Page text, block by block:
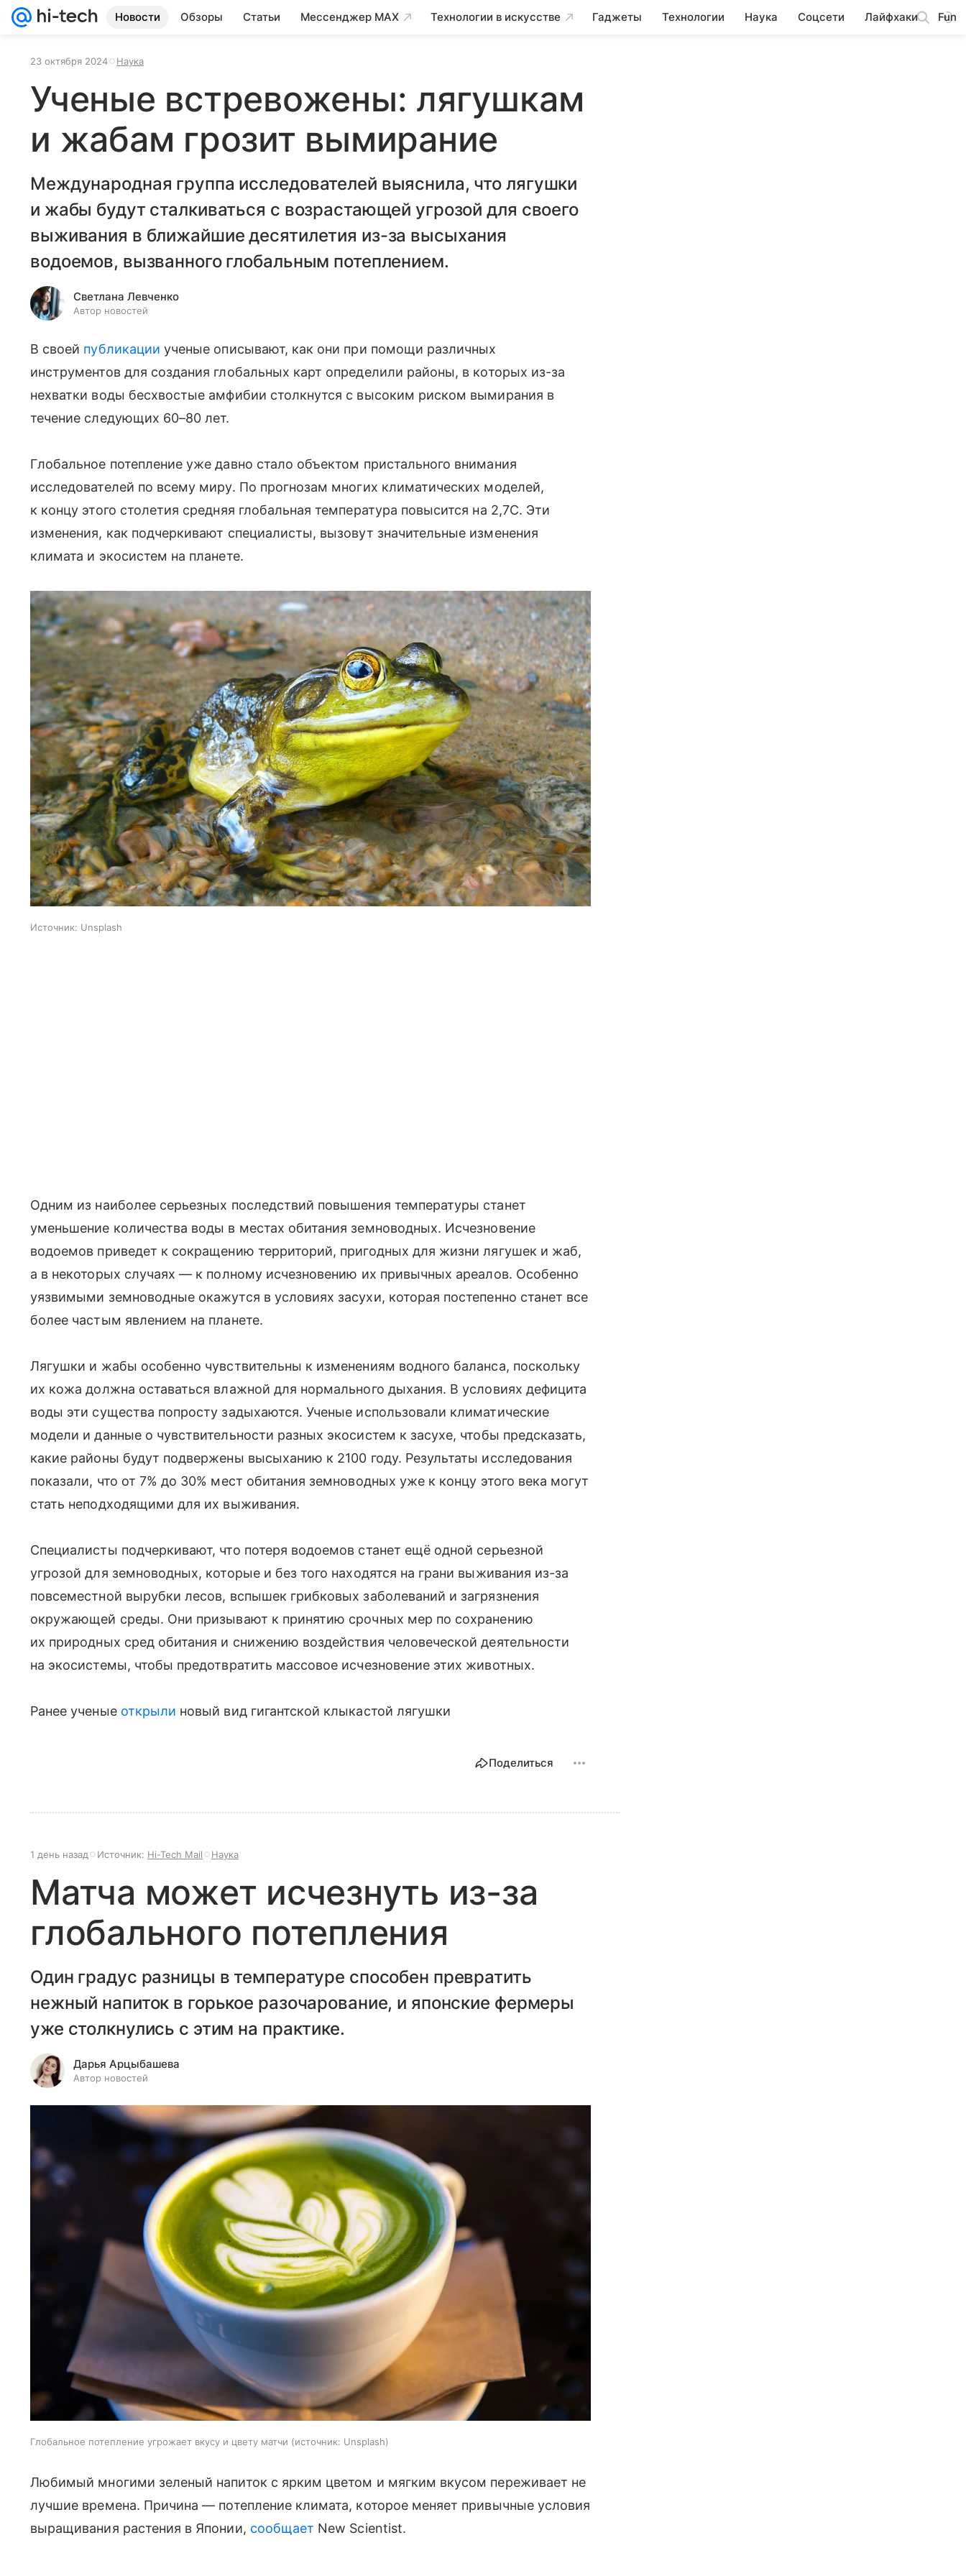
Новости Обзоры Статьи Мессенджер MAX Технологии в искусстве Гаджеты Технологии Наука Соцсети Лайфхаки Fun
23 октября 2024 Наука
Ученые встревожены: лягушкам
и жабам грозит вымирание
Международная группа исследователей выяснила, что лягушки
и жабы будут сталкиваться с возрастающей угрозой для своего
выживания в ближайшие десятилетия из-за высыхания
водоемов, вызванного глобальным потеплением.
Светлана Левченко
Автор новостей
В своей публикации ученые описывают, как они при помощи различных
инструментов для создания глобальных карт определили районы, в которых из-за
нехватки воды бесхвостые амфибии столкнутся с высоким риском вымирания в
течение следующих 60–80 лет.
Глобальное потепление уже давно стало объектом пристального внимания
исследователей по всему миру. По прогнозам многих климатических моделей,
к концу этого столетия средняя глобальная температура повысится на 2,7C. Эти
изменения, как подчеркивают специалисты, вызовут значительные изменения
климата и экосистем на планете.
Источник: Unsplash
Одним из наиболее серьезных последствий повышения температуры станет
уменьшение количества воды в местах обитания земноводных. Исчезновение
водоемов приведет к сокращению территорий, пригодных для жизни лягушек и жаб,
а в некоторых случаях — к полному исчезновению их привычных ареалов. Особенно
уязвимыми земноводные окажутся в условиях засухи, которая постепенно станет все
более частым явлением на планете.
Лягушки и жабы особенно чувствительны к изменениям водного баланса, поскольку
их кожа должна оставаться влажной для нормального дыхания. В условиях дефицита
воды эти существа попросту задыхаются. Ученые использовали климатические
модели и данные о чувствительности разных экосистем к засухе, чтобы предсказать,
какие районы будут подвержены высыханию к 2100 году. Результаты исследования
показали, что от 7% до 30% мест обитания земноводных уже к концу этого века могут
стать неподходящими для их выживания.
Специалисты подчеркивают, что потеря водоемов станет ещё одной серьезной
угрозой для земноводных, которые и без того находятся на грани выживания из-за
повсеместной вырубки лесов, вспышек грибковых заболеваний и загрязнения
окружающей среды. Они призывают к принятию срочных мер по сохранению
их природных сред обитания и снижению воздействия человеческой деятельности
на экосистемы, чтобы предотвратить массовое исчезновение этих животных.
Ранее ученые открыли новый вид гигантской клыкастой лягушки
Поделиться
1 день назад Источник: Hi-Tech Mail Наука
Матча может исчезнуть из-за
глобального потепления
Один градус разницы в температуре способен превратить
нежный напиток в горькое разочарование, и японские фермеры
уже столкнулись с этим на практике.
Дарья Арцыбашева
Автор новостей
Глобальное потепление угрожает вкусу и цвету матчи источник: Unsplash
Любимый многими зеленый напиток с ярким цветом и мягким вкусом переживает не
лучшие времена. Причина — потепление климата, которое меняет привычные условия
выращивания растения в Японии, сообщает New Scientist.